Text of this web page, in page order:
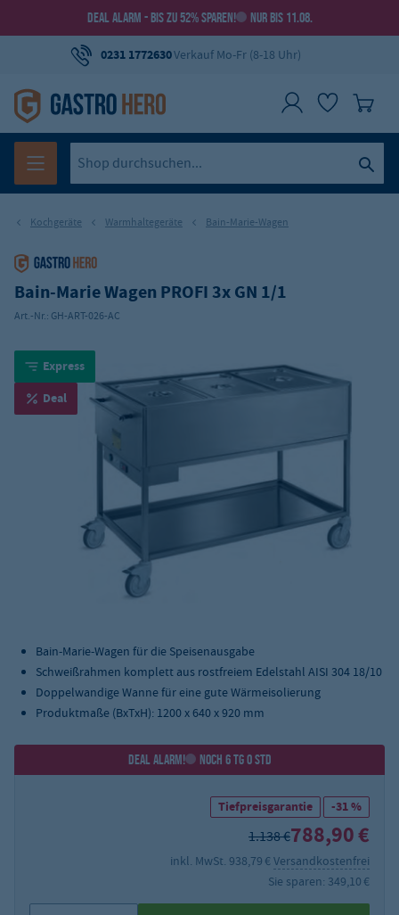
DEAL ALARM - BIS ZU 52% SPAREN! NUR BIS 11.08.
0231 1772630Verkauf Mo-Fr (8-18 Uhr)
Kochgeräte Warmhaltegeräte Bain-Marie-Wagen
Bain-Marie Wagen PROFI 3x GN 1/1
Art.-Nr.: GH-ART-026-AC
Express
Deal
Bain-Marie-Wagen für die Speisenausgabe
Schweißrahmen komplett aus rostfreiem Edelstahl AISI 304 18/10
Doppelwandige Wanne für eine gute Wärmeisolierung
Produktmaße (BxTxH): 1200 x 640 x 920 mm
DEAL ALARM! NOCH 6 TG 0 STD
Tiefpreisgarantie -31 %
1.138 €788,90 €
inkl. MwSt. 938,79 € Versandkostenfrei
Sie sparen: 349,10 €